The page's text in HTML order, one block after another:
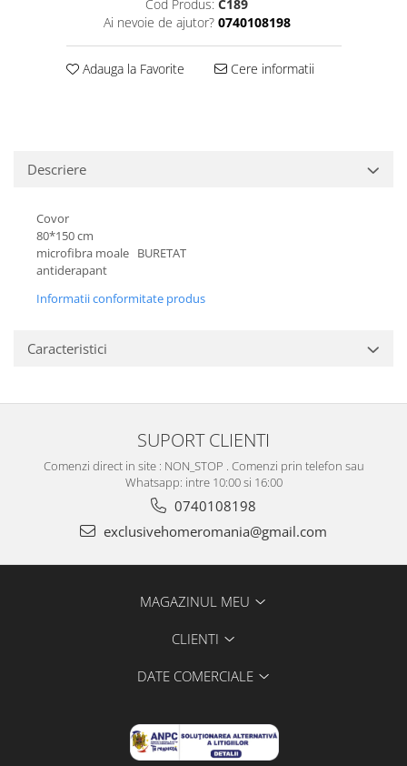
Cod Produs: C189
Ai nevoie de ajutor? 0740108198
Adauga la Favorite Cere informatii
Descriere
Covor
80*150 cm
microfibra moale BURETAT
antiderapant
Informatii conformitate produs
Caracteristici
SUPORT CLIENTI
Comenzi direct in site : NON_STOP . Comenzi prin telefon sau
Whatsapp: intre 10:00 si 16:00
0740108198
exclusivehomeromania@gmail.com
MAGAZINUL MEU
CLIENTI
DATE COMERCIALE